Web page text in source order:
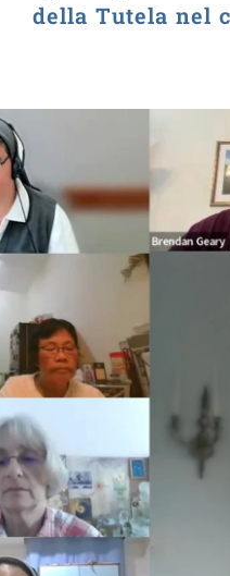
della Tutela nel